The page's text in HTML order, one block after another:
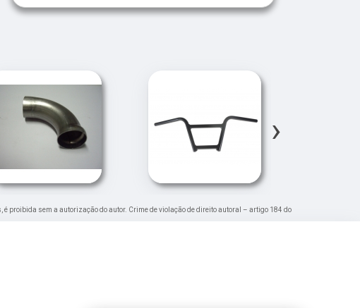
›
proibida sem a autorização do autor. Crime de violação de direito autoral – artigo 184 do